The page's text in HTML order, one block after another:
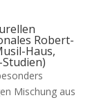
Robert-
Haus,
Mischung aus